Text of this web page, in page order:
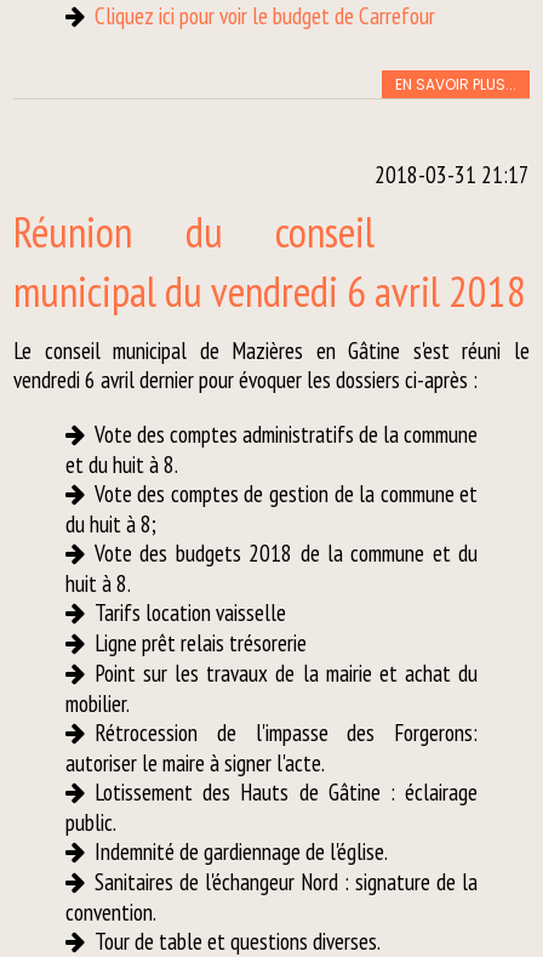
Cliquez ici pour voir le budget de Carrefour
EN SAVOIR PLUS...
2018-03-31 21:17
Réunion du conseil
municipal du vendredi 6 avril 2018
Le conseil municipal de Mazières en Gâtine s'est réuni le
vendredi 6 avril dernier pour évoquer les dossiers ci-après :
Vote des comptes administratifs de la commune
et du huit à 8.
Vote des comptes de gestion de la commune et
du huit à 8;
Vote des budgets 2018 de la commune et du
huit à 8.
Tarifs location vaisselle
Ligne prêt relais trésorerie
Point sur les travaux de la mairie et achat du
mobilier.
Rétrocession de l'impasse des Forgerons:
autoriser le maire à signer l'acte.
Lotissement des Hauts de Gâtine : éclairage
public.
Indemnité de gardiennage de l'église.
Sanitaires de l'échangeur Nord : signature de la
convention.
Tour de table et questions diverses.